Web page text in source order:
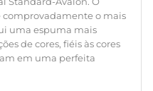
comprovadamente o mais
uma espuma mais
de cores, fiéis às cores
em uma perfeita